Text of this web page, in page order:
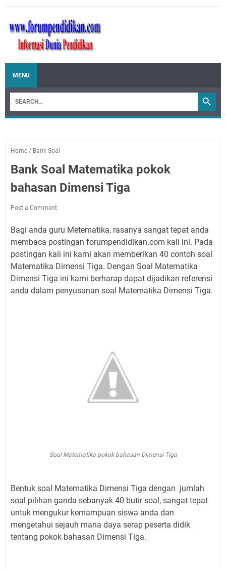
MENU
Home / Bank Soal
Bank Soal Matematika pokok
bahasan Dimensi Tiga
Post a Comment
Bagi anda guru Metematika, rasanya sangat tepat anda
membaca postingan forumpendidikan.com kali ini. Pada
postingan kali ini kami akan memberikan 40 contoh soal
Matematika Dimensi Tiga. Dengan Soal Matematika
Dimensi Tiga ini kami berharap dapat dijadikan referensi
anda dalam penyusunan soal Matematika Dimensi Tiga.
Soal Matematika pokok bahasan Dimensi Tiga
Bentuk soal Matematika Dimensi Tiga dengan jumlah
soal pilihan ganda sebanyak 40 butir soal, sangat tepat
untuk mengukur kemampuan siswa anda dan
mengetahui sejauh mana daya serap peserta didik
tentang pokok bahasan Dimensi Tiga.